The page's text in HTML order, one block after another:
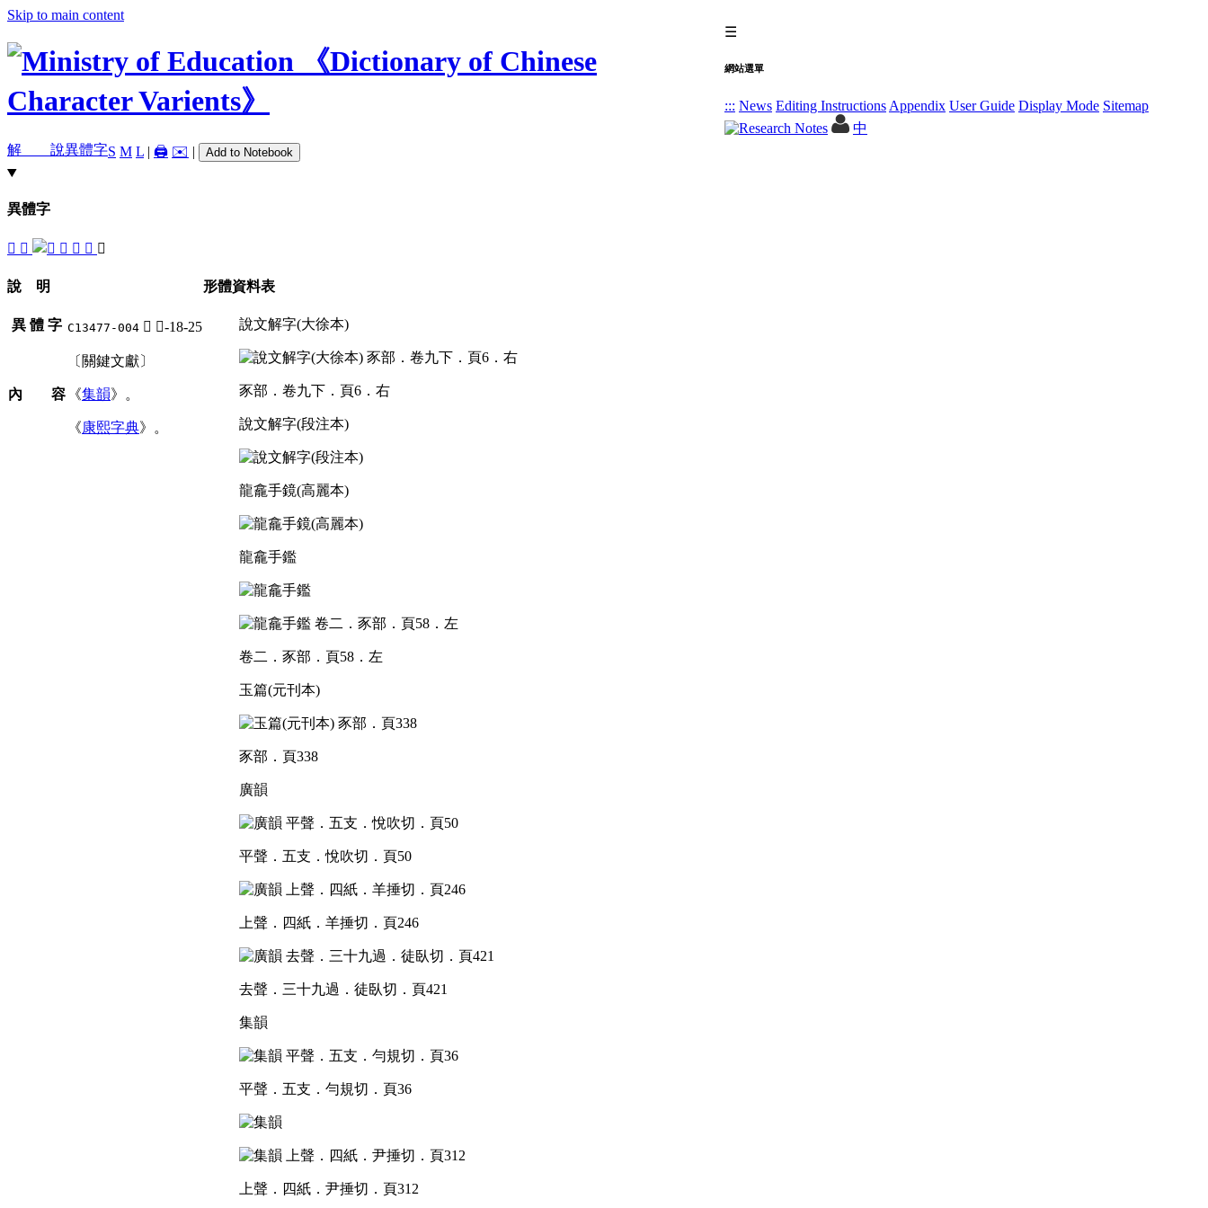
Skip to main content
☰
網站選單
::: News Editing Instructions Appendix User Guide Display Mode Sitemap
中
解 說異體字S M L | 🖨️ ✉️ | Add to Notebook
異體字
𤡪 𧱞 𧱫 𧲆 𧲑 𧲚
說 明
異 體 字 C13477-004 𧲚 豕-18-25
內 容
〔關鍵文獻〕
《集韻》。
《康熙字典》。
形體資料表
說文解字(大徐本)
豕部．卷九下．頁6．右
說文解字(段注本)
龍龕手鏡(高麗本)
龍龕手鑑
卷二．豕部．頁58．左
玉篇(元刊本)
豕部．頁338
廣韻
平聲．五支．悅吹切．頁50
上聲．四紙．羊捶切．頁246
去聲．三十九過．徒臥切．頁421
集韻
平聲．五支．勻規切．頁36
上聲．四紙．尹捶切．頁312